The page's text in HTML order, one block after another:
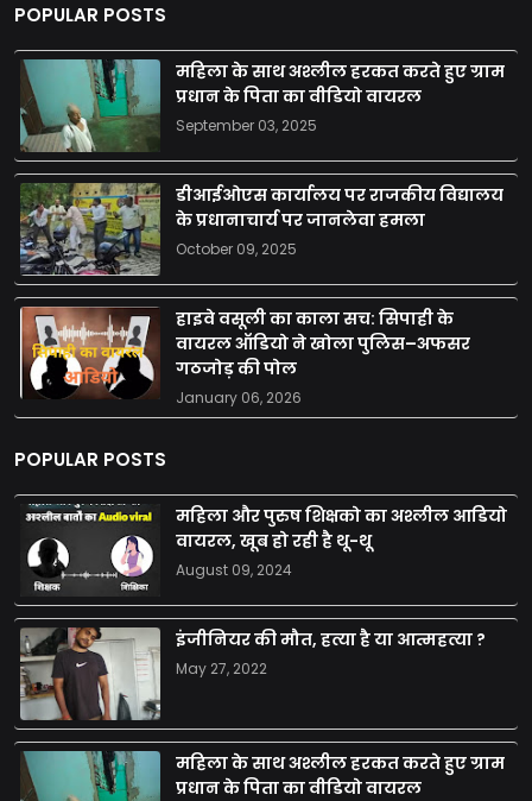
POPULAR POSTS
महिला के साथ अश्लील हरकत करते हुए ग्राम
प्रधान के पिता का वीडियो वायरल
September 03, 2025
डीआईओएस कार्यालय पर राजकीय विद्यालय
के प्रधानाचार्य पर जानलेवा हमला
October 09, 2025
हाइवे वसूली का काला सच: सिपाही के
वायरल ऑडियो ने खोला पुलिस–अफसर
गठजोड़ की पोल
January 06, 2026
POPULAR POSTS
महिला और पुरुष शिक्षको का अश्लील आडियो
वायरल, खूब हो रही है थू-थू
August 09, 2024
इंजीनियर की मौत, हत्या है या आत्महत्या ?
May 27, 2022
महिला के साथ अश्लील हरकत करते हुए ग्राम
प्रधान के पिता का वीडियो वायरल